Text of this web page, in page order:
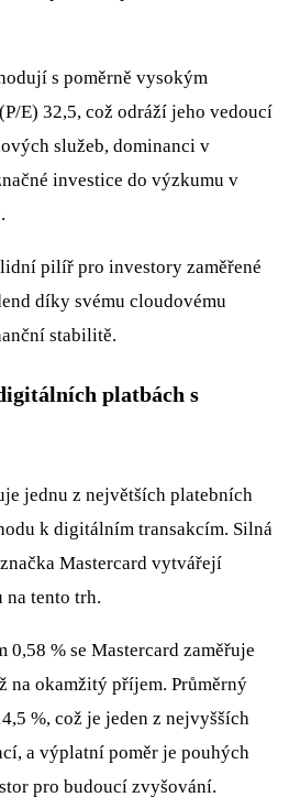
s poměrně vysokým
E) 32,5, což odráží jeho vedoucí
služeb, dominanci v
investice do výzkumu v
pilíř pro investory zaměřené
díky svému cloudovému
stabilitě.
platbách s
jednu z největších platebních
k digitálním transakcím. Silná
Mastercard vytvářejí
na tento trh.
0,58 % se Mastercard zaměřuje
na okamžitý příjem. Průměrný
%, což je jeden z nejvyšších
a výplatní poměr je pouhých
pro budoucí zvyšování.